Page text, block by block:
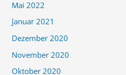
Mai 2022
Januar 2021
Dezember 2020
November 2020
Oktober 2020